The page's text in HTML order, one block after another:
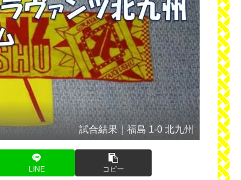
試合結果｜福島 1-0 北九州
LINE コピー